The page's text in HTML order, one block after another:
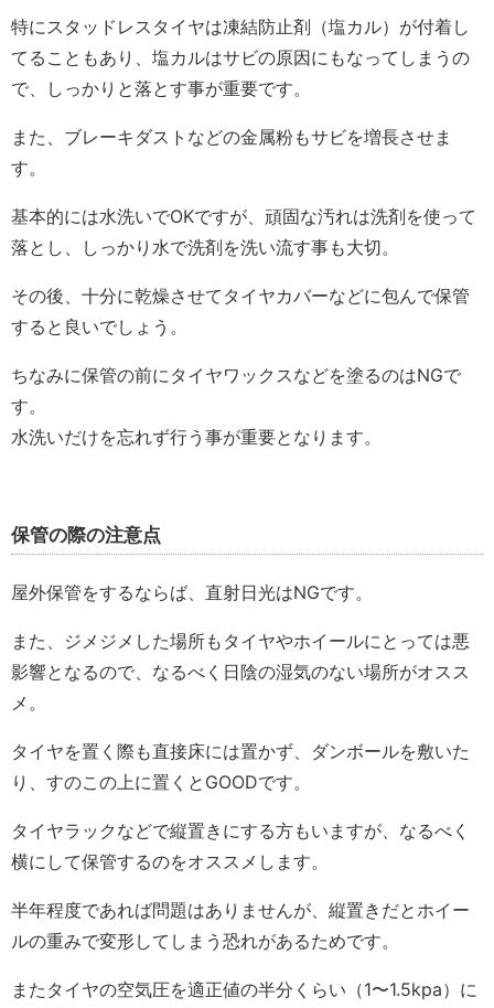
特にスタッドレスタイヤは凍結防止剤（塩カル）が付着し
てることもあり、塩カルはサビの原因にもなってしまうの
で、しっかりと落とす事が重要です。
また、ブレーキダストなどの金属粉もサビを増長させま
す。
基本的には水洗いでOKですが、頑固な汚れは洗剤を使って
落とし、しっかり水で洗剤を洗い流す事も大切。
その後、十分に乾燥させてタイヤカバーなどに包んで保管
すると良いでしょう。
ちなみに保管の前にタイヤワックスなどを塗るのはNGで
す。
水洗いだけを忘れず行う事が重要となります。
保管の際の注意点
屋外保管をするならば、直射日光はNGです。
また、ジメジメした場所もタイヤやホイールにとっては悪
影響となるので、なるべく日陰の湿気のない場所がオスス
メ。
タイヤを置く際も直接床には置かず、ダンボールを敷いた
り、すのこの上に置くとGOODです。
タイヤラックなどで縦置きにする方もいますが、なるべく
横にして保管するのをオススメします。
半年程度であれば問題はありませんが、縦置きだとホイー
ルの重みで変形してしまう恐れがあるためです。
またタイヤの空気圧を適正値の半分くらい（1〜1.5kpa）に